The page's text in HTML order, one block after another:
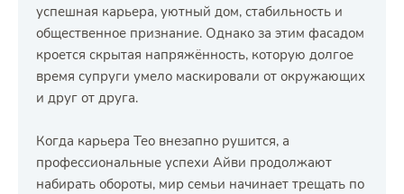
успешная карьера, уютный дом, стабильность и
общественное признание. Однако за этим фасадом
кроется скрытая напряжённость, которую долгое
время супруги умело маскировали от окружающих
и друг от друга.
Когда карьера Тео внезапно рушится, а
профессиональные успехи Айви продолжают
набирать обороты, мир семьи начинает трещать по